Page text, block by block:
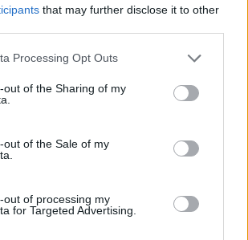
that may further disclose it to other
website/app uses one or more Google
visit or usage behaviour. You may click to
to Google and its third-party tags to
below specified purposes in below Google
Processing Opt Outs
out of the Sharing of my
out of the Sale of my
out of processing my
for Targeted Advertising.
Kínát. Ma inkább úgy tűnik,
mérete változtatja meg a
- hangsúlyozta a Kína-
egy évtizeden belül
minden termék és
piaca lesz.